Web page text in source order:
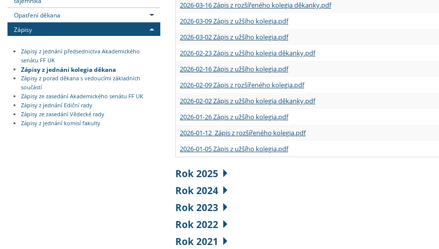
Opatření děkana
Zápisy
Zápisy z jednání předsednictva Akademického
senátu FF UK
Zápisy z jednání kolegia děkana
Zápisy z porad děkana s vedoucími základních
součástí
Zápisy ze zasedání Akademického senátu FF UK
Zápisy z jednání Ediční rady
Zápisy ze zasedání Vědecké rady
Zápisy z jednání komisí fakulty
2026-03-16 Zápis z rozšířeného kolegia děkanky.pdf
2026-03-09 Zápis z užšího kolegia.pdf
2026-03-02 Zápis z užšího kolegia.pdf
2026-02-23 Zápis z užšího kolegia děkanky.pdf
2026-02-16 Zápis z užšího kolegia.pdf
2026-02-09 Zápis z rozšířeného kolegia.pdf
2026-02-02 Zápis z užšího kolegia děkanky.pdf
2026-01-26 Zápis z užšího kolegia.pdf
2026-01-12 Zápis z rozšířeného kolegia.pdf
2026-01-05 Zápis z užšího kolegia.pdf
Rok 2025
Rok 2024
Rok 2023
Rok 2022
Rok 2021